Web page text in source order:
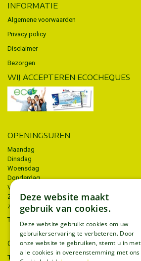
INFORMATIE
Algemene voorwaarden
Privacy policy
Disclaimer
Bezorgen
WIJ ACCEPTEREN ECOCHEQUES
OPENINGSUREN
Maandag
Dinsdag
Woensdag
Donderdag
Vrijdag
Zaterdag
Zondag
Toon alle openingstijden
CONTACT
Tuincentrum Thiels
Deze website maakt
gebruik van cookies.
Deze website gebruikt cookies om uw
gebruikerservaring te verbeteren. Door
onze website te gebruiken, stemt u in met
alle cookies in overeenstemming met ons